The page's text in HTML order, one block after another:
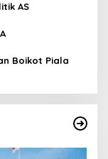
AS
Boikot Piala